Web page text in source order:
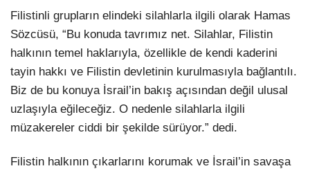
Filistinli grupların elindeki silahlarla ilgili olarak Hamas
Sözcüsü, “Bu konuda tavrımız net. Silahlar, Filistin
halkının temel haklarıyla, özellikle de kendi kaderini
tayin hakkı ve Filistin devletinin kurulmasıyla bağlantılı.
Biz de bu konuya İsrail’in bakış açısından değil ulusal
uzlaşıyla eğileceğiz. O nedenle silahlarla ilgili
müzakereler ciddi bir şekilde sürüyor.” dedi.
Filistin halkının çıkarlarını korumak ve İsrail’in savaşa